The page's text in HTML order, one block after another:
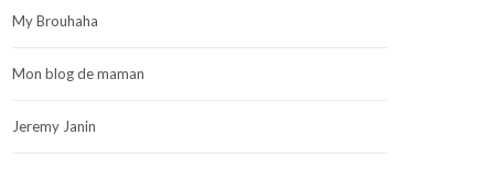
My Brouhaha
Mon blog de maman
Jeremy Janin